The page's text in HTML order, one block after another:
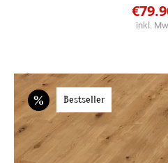
€
inkl.
Bestseller